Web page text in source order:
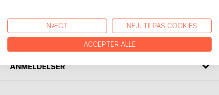
ANMELDELSER
NÆGT NEJ, TILPAS COOKIES
ACCEPTER ALLE